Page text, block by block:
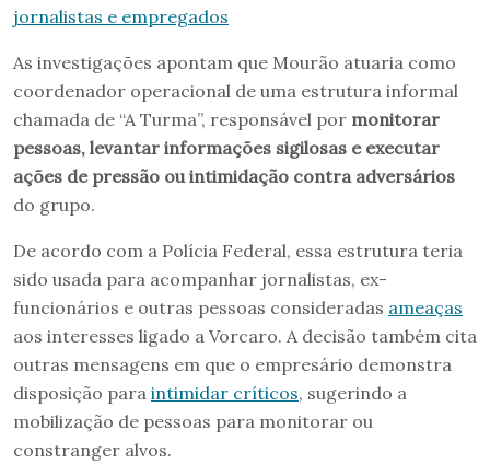
jornalistas e empregados
As investigações apontam que Mourão atuaria como
coordenador operacional de uma estrutura informal
chamada de “A Turma”, responsável por monitorar
pessoas, levantar informações sigilosas e executar
ações de pressão ou intimidação contra adversários
do grupo.
De acordo com a Polícia Federal, essa estrutura teria
sido usada para acompanhar jornalistas, ex-
funcionários e outras pessoas consideradas ameaças
aos interesses ligado a Vorcaro. A decisão também cita
outras mensagens em que o empresário demonstra
disposição para intimidar críticos, sugerindo a
mobilização de pessoas para monitorar ou
constranger alvos.